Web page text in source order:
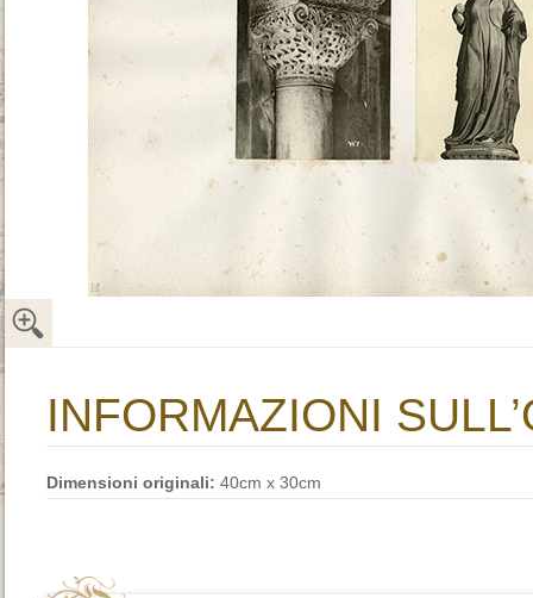
INFORMAZIONI
Dimensioni originali: 40cm x 30cm